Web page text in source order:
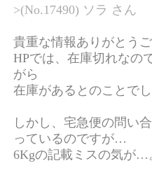
>(No.17490) ソラ さん
貴重な情報ありがとう
HPでは、在庫切れなの
がら
在庫があるとのことで
しかし、宅急便の問い
っているのですが…
6Kgの記載ミスの気が…